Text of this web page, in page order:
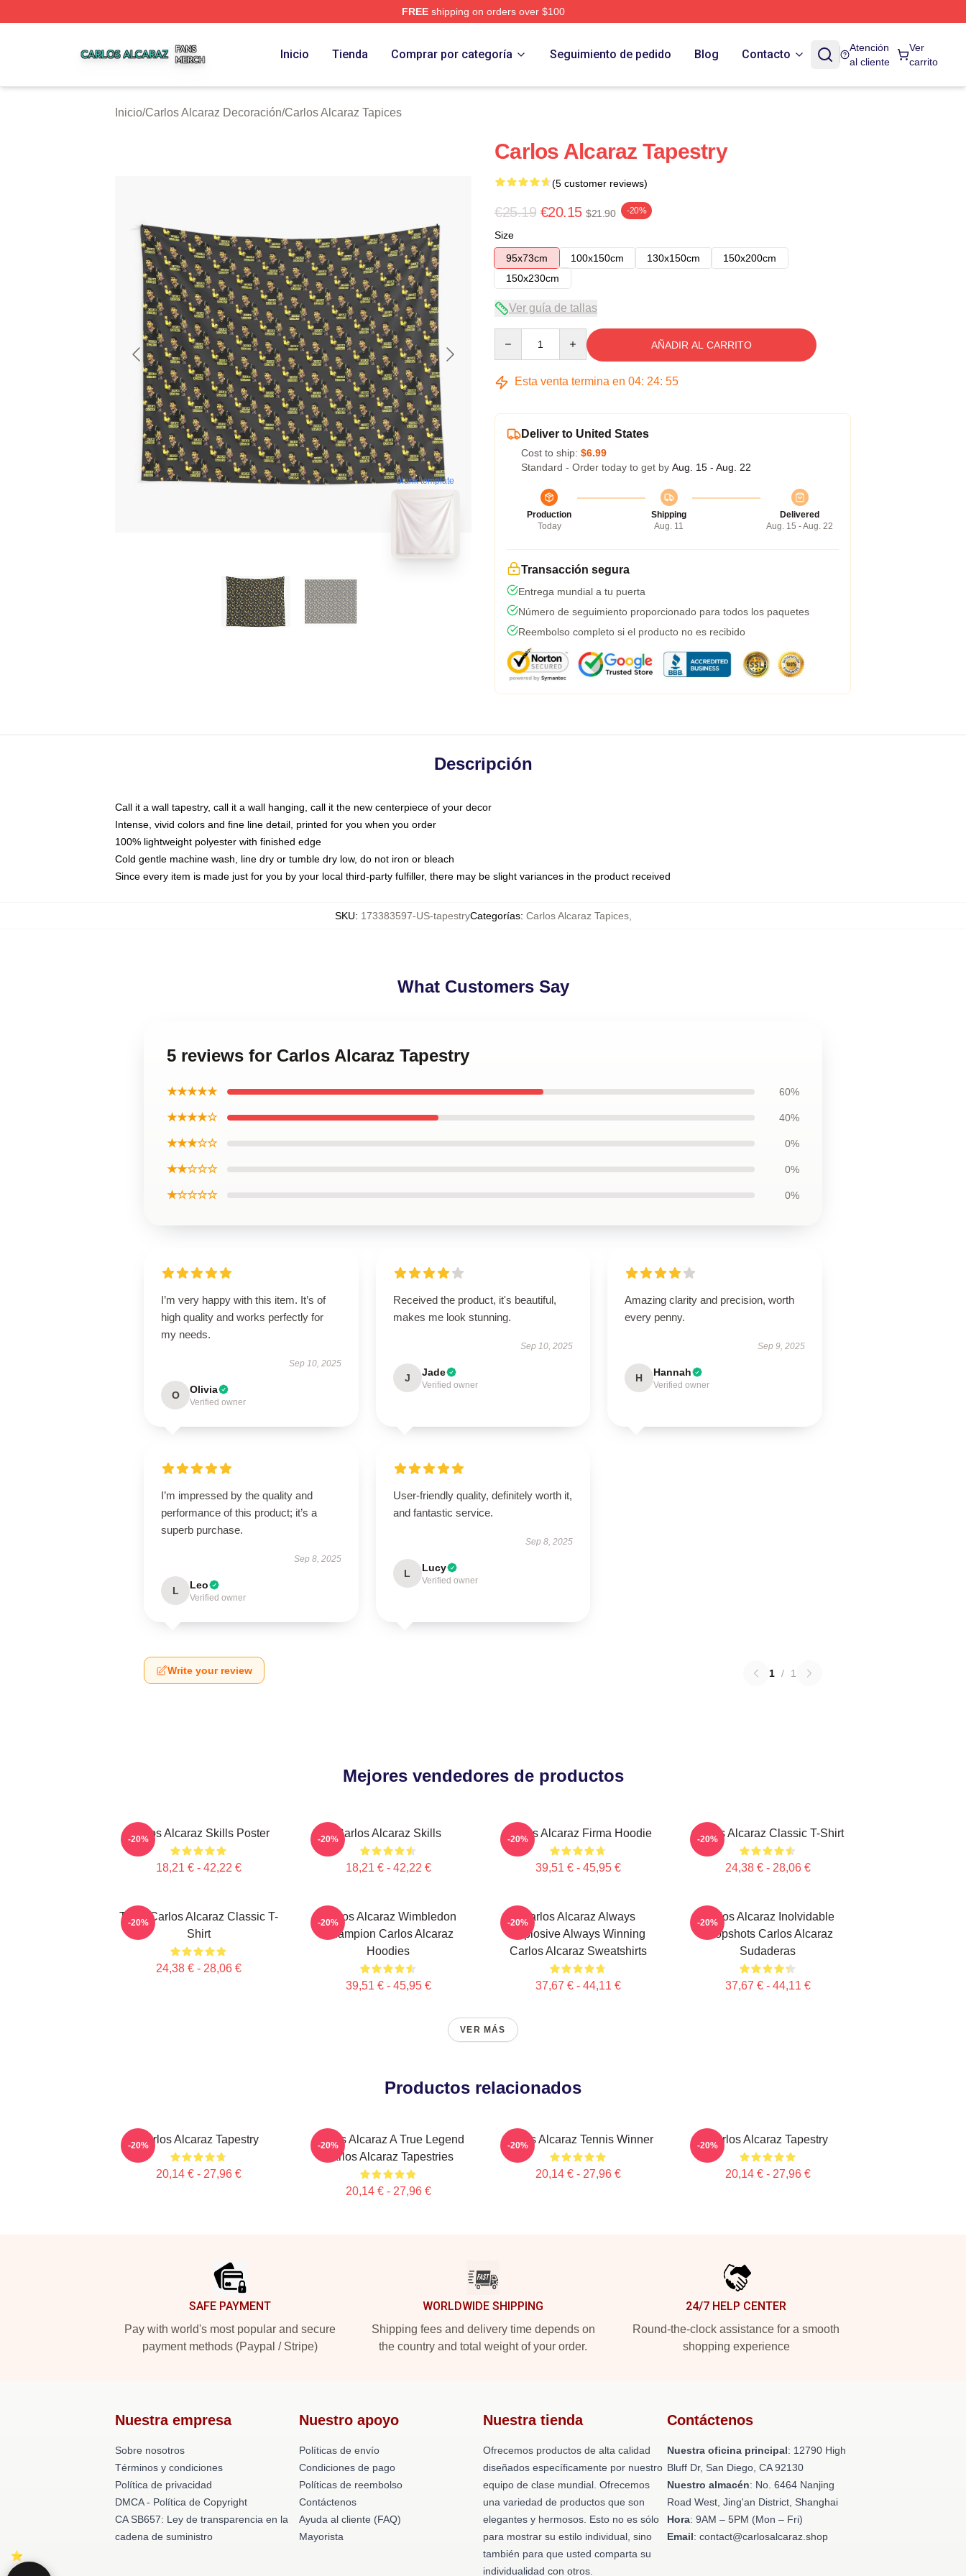
FREEshipping on orders over $100
Inicio Tienda Comprar por categoría Seguimiento de pedido Blog Contacto
Atención
al cliente
Ver
carrito
Inicio/Carlos Alcaraz Decoración/Carlos Alcaraz Tapices
blank template
Carlos Alcaraz Tapestry
(5 customer reviews)
€25.19 €20.15 $21.90 -20%
Size
95x73cm
100x150cm 130x150cm
150x200cm
150x230cm
Ver guía de tallas
AÑADIR AL CARRITO
Esta venta termina en 04: 24: 54
Deliver to United States
Cost to ship: $6.99
Standard - Order today to get by Aug. 15 - Aug. 22
Production
Today
Shipping
Aug. 11
Delivered
Aug. 15 - Aug. 22
Transacción segura
Entrega mundial a tu puerta
Número de seguimiento proporcionado para todos los paquetes
Reembolso completo si el producto no es recibido
Descripción
Call it a wall tapestry, call it a wall hanging, call it the new centerpiece of your decor
Intense, vivid colors and fine line detail, printed for you when you order
100% lightweight polyester with finished edge
Cold gentle machine wash, line dry or tumble dry low, do not iron or bleach
Since every item is made just for you by your local third-party fulfiller, there may be slight variances in the product received
SKU: 173383597-US-tapestryCategorías: Carlos Alcaraz Tapices,
What Customers Say
5 reviews for Carlos Alcaraz Tapestry
★★★★★ 60%
★★★★☆ 40%
★★★☆☆ 0%
★★☆☆☆ 0%
★☆☆☆☆ 0%
I’m very happy with this item. It’s of
high quality and works perfectly for
my needs.
Sep 10, 2025
O Olivia
Verified owner
Received the product, it's beautiful,
makes me look stunning.
Sep 10, 2025
J Jade
Verified owner
Amazing clarity and precision, worth
every penny.
Sep 9, 2025
H Hannah
Verified owner
I’m impressed by the quality and
performance of this product; it’s a
superb purchase.
Sep 8, 2025
L Leo
Verified owner
User-friendly quality, definitely worth it,
and fantastic service.
Sep 8, 2025
L Lucy
Verified owner
Write your review 1 / 1
Mejores vendedores de productos
Carlos Alcaraz Skills Poster
18,21 € - 42,22 €
-20% Carlos Alcaraz Skills
18,21 € - 42,22 €
-20% Carlos Alcaraz Firma Hoodie
39,51 € - 45,95 €
-20% Carlos Alcaraz Classic T-Shirt
24,38 € - 28,06 €
-20%
Tenis Carlos Alcaraz Classic T-
Shirt
24,38 € - 28,06 €
-20%
Carlos Alcaraz Wimbledon
Champion Carlos Alcaraz
Hoodies
39,51 € - 45,95 €
-20%
Carlos Alcaraz Always
Explosive Always Winning
Carlos Alcaraz Sweatshirts
37,67 € - 44,11 €
-20%
Carlos Alcaraz Inolvidable
Dropshots Carlos Alcaraz
Sudaderas
37,67 € - 44,11 €
-20%
VER MÁS
Productos relacionados
Carlos Alcaraz Tapestry
20,14 € - 27,96 €
-20%
Carlos Alcaraz A True Legend
Carlos Alcaraz Tapestries
20,14 € - 27,96 €
-20% Carlos Alcaraz Tennis Winner
20,14 € - 27,96 €
-20% Carlos Alcaraz Tapestry
20,14 € - 27,96 €
-20%
SAFE PAYMENT
Pay with world's most popular and secure
payment methods (Paypal / Stripe)
WORLDWIDE SHIPPING
Shipping fees and delivery time depends on
the country and total weight of your order.
24/7 HELP CENTER
Round-the-clock assistance for a smooth
shopping experience
Nuestra empresa
Sobre nosotros
Términos y condiciones
Política de privacidad
DMCA - Política de Copyright
CA SB657: Ley de transparencia en la
cadena de suministro
Nuestro apoyo
Políticas de envío
Condiciones de pago
Políticas de reembolso
Contáctenos
Ayuda al cliente (FAQ)
Mayorista
Nuestra tienda
Ofrecemos productos de alta calidad
diseñados específicamente por nuestro
equipo de clase mundial. Ofrecemos
una variedad de productos que son
elegantes y hermosos. Esto no es sólo
para mostrar su estilo individual, sino
también para que usted comparta su
individualidad con otros.
Contáctenos
Nuestra oficina principal: 12790 High
Bluff Dr, San Diego, CA 92130
Nuestro almacén: No. 6464 Nanjing
Road West, Jing'an District, Shanghai
Hora: 9AM – 5PM (Mon – Fri)
Email: contact@carlosalcaraz.shop